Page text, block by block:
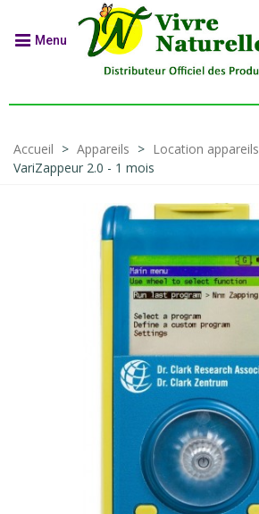
Menu
Accueil > Appareils > Location appareils
VariZappeur 2.0 - 1 mois